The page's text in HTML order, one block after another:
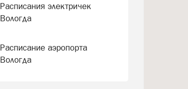
Расписания электричек
Вологда
Расписание аэропорта
Вологда